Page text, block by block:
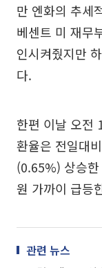
만 엔화의 추세
베센트 미 재무
인시켜줬지만
다.
한편 이날 오전
환율은 전일대
(0.65%) 상승
원 가까이 급등
관련 뉴스